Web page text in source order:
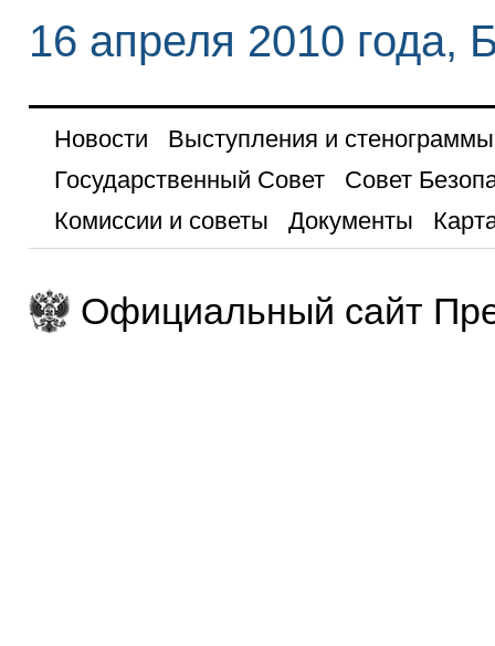
16 апреля 2010 года,
Новости
Выступления и стенограммы
Государственный Совет
Совет
Комиссии и советы
Документы
Официальный сайт